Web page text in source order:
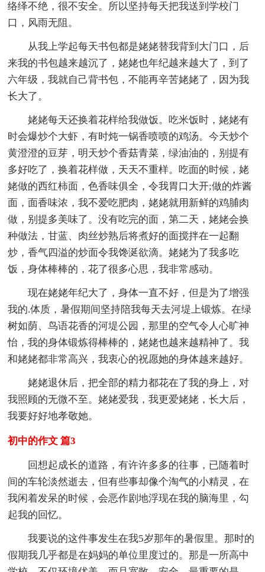
络绎不绝，很不安全。所以坚持每天把我送到学校门
口，风雨无阻。
从我上学起每天书包都是姥姥替我背到大门口，后
来我的书包越来越沉了，姥姥也年纪越来越大了，到了
六年级，我就自己背书包，不能再辛苦姥姥了，因为我
长大了。
姥姥每天还换着花样给我做饭。吃米饭时，姥姥有
时会爆炒个大虾，有时炖一锅香喷喷的鸡汤。今天炒个
黄澄澄的豆芽，明天炒个香菇青菜，绿油油的，别提有
多好吃了，换着花样做，天天不重样。吃面的时候，姥
姥做的西红柿面，色香味俱全，令我胃口大开;做的炸酱
面，面香味浓，我不爱吃肥肉，姥姥就用新鲜的鸡脯肉
做，别提多美味了。没有吃完的面，第二天，姥姥会换
种做法，甘蓝、肉丝炒熟后将煮好的面搅拌在一起翻
炒，香气四溢的炒面令我馋涎欲滴。姥姥为了我多吃
饭，身体棒棒的，花了很多心思，我非常感动。
现在姥姥年纪大了，身体一直不好，但是为了增强
我的.体质，暑假期间坚持陪我每天去河堤上锻炼。在绿
树如荫、鸟语花香的河堤公园，那里的空气令人心旷神
怡，我的身体锻炼得棒棒的，姥姥也越来越精神了。我
和姥姥都非常高兴，我衷心的祝愿她的身体越来越好。
姥姥退休后，把全部的精力都花在了我的身上，对
我照顾的无微不至。姥姥爱我，我更爱姥姥，长大后，
我要好好地孝敬她。
初中的作文 篇3
回想起成长的道路，有许许多多的往事，已随着时
间的车轮淡然逝去，但有些事却像个淘气的小精灵，在
我闲着发呆的时候，会恶作剧地浮现在我的脑海里，勾
起我的回忆。
我要说的这件事发生在我5岁那年的暑假里。那时的
假期我几乎都是在妈妈的单位里度过的。那是一所高中